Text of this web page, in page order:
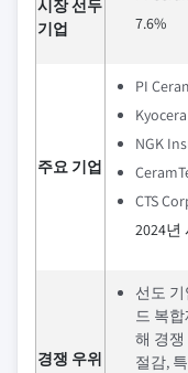
시장 선두
기업
7.6%
주요 기업
PI
NGK
CTS
2024년
경쟁 우위
선도
드 복
해 경
절감,